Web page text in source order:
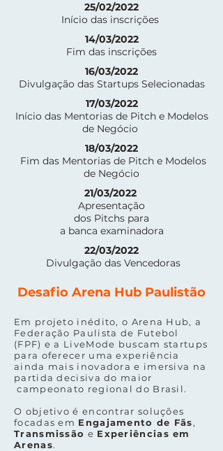
25/02/2022
Início das inscrições
14/03/2022
Fim das inscrições
16/03/2022
Divulgação das Startups Selecionadas
17/03/2022
Início das Mentorias de Pitch e Modelos
de Negócio
18/03/2022
Fim das Mentorias de Pitch e Modelos
de Negócio
21/03/2022
Apresentação
dos Pitchs para
a banca examinadora
22/03/2022
Divulgação das Vencedoras
Desafio Arena Hub Paulistão
Em projeto inédito, o Arena Hub, a
Federação Paulista de Futebol
(FPF) e a LiveMode buscam startups
para oferecer uma experiência
ainda mais inovadora e imersiva na
partida decisiva do maior
campeonato regional do Brasil.
O objetivo é encontrar soluções
focadas em Engajamento de Fãs,
Transmissão e Experiências em
Arenas.